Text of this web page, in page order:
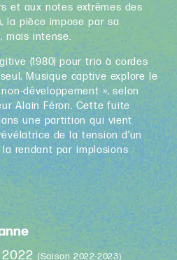
et aux notes extrêmes des
la pièce impose par sa
mais intense.
(1980) pour trio à cordes
Musique captive explore le
développement », selon
Alain Féron. Cette fuite
une partition qui vient
de la tension d’un
rendant par implosions
(Saison 2022-2023)